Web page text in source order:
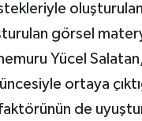
görsel
Yücel Salatan,
ortaya
de